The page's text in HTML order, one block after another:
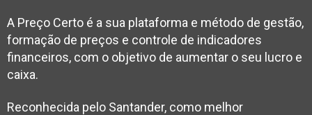
A Preço Certo é a sua plataforma e método de gestão,
formação de preços e controle de indicadores
financeiros, com o objetivo de aumentar o seu lucro e
caixa.
Reconhecida pelo Santander, como melhor